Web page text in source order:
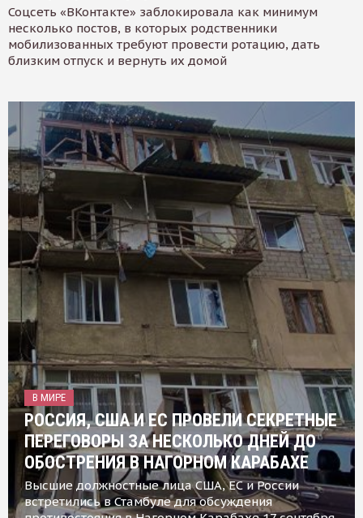
Соцсеть «ВКонтакте» заблокировала как минимум
несколько постов, в которых родственники
мобилизованных требуют провести ротацию, дать
близким отпуск и вернуть их домой
В МИРЕ
РОССИЯ, США И ЕС ПРОВЕЛИ СЕКРЕТНЫЕ
ПЕРЕГОВОРЫ ЗА НЕСКОЛЬКО ДНЕЙ ДО
ОБОСТРЕНИЯ В НАГОРНОМ КАРАБАХЕ
Высшие должностные лица США, ЕС и России
встретились в Стамбуле для обсуждения